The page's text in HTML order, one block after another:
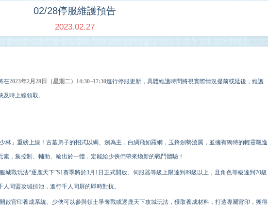
02/28停服維護預告
2023.02.27
在2023年2月28日（星期二） 14:30~17:30進行停服更新，具體維護時間將視實際情況提前或延後，維護
時上線領取。
林」重磅上線！古墓弟子的招式以綢、劍為主，白綢飛如羅網，玉鋒劍勢淩厲，並擁有獨特的輕靈飄逸
，集控制、輔助、輸出於一體，定能給少俠們帶來煥新的戰鬥體驗！
戰玩法“逐鹿天下”S1賽季將於3月1日正式開放。伺服器等級上限達到89級以上，且角色等級達到70級
同盟攻城掠池，進行千人同屏的即時對抗。
啟官印養成系統。少俠可以參與領土爭奪戰或逐鹿天下攻城玩法，獲取養成材料，打造專屬官印，獲得